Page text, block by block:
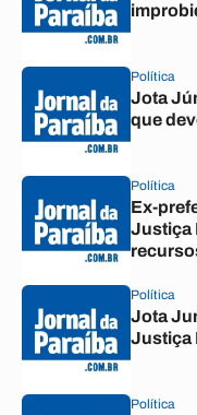
Política
Jota
que
Política
Ex-
Justiça
Política
Jota
Justiça
Política